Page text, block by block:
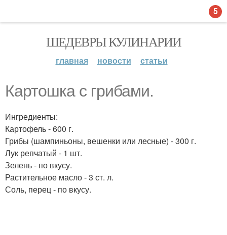
ШЕДЕВРЫ КУЛИНАРИИ
главная новости статьи
Картошка с грибами.
Ингредиенты:
Картофель - 600 г.
Грибы (шампиньоны, вешенки или лесные) - 300 г.
Лук репчатый - 1 шт.
Зелень - по вкусу.
Растительное масло - 3 ст. л.
Соль, перец - по вкусу.
5